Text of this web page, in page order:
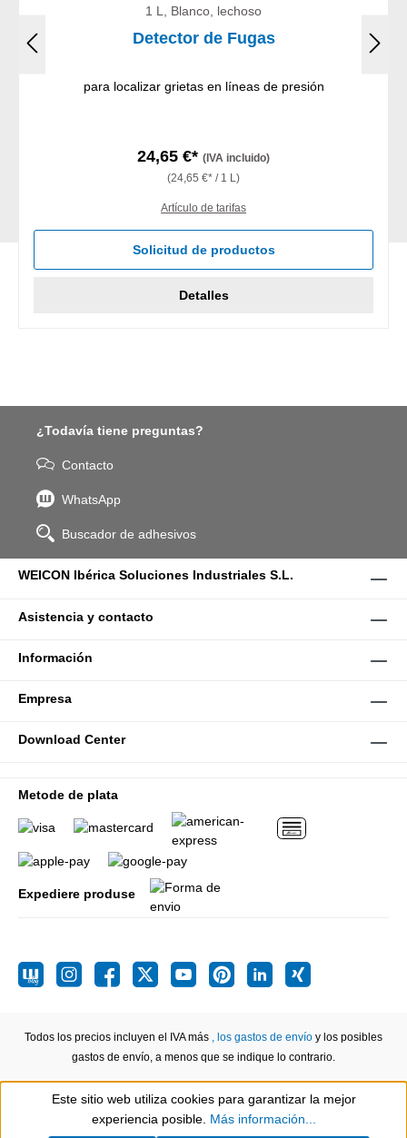
1 L, Blanco, lechoso
Detector de Fugas
para localizar grietas en líneas de presión
24,65 €* (IVA incluido)
(24,65 €* / 1 L)
Artículo de tarifas
Solicitud de productos
Detalles
¿Todavía tiene preguntas?
Contacto
WhatsApp
Buscador de adhesivos
WEICON Ibérica Soluciones Industriales S.L.
Asistencia y contacto
Información
Empresa
Download Center
Metode de plata
Expediere produse
Todos los precios incluyen el IVA más , los gastos de envío y los posibles
gastos de envío, a menos que se indique lo contrario.
Show toolbar
Este sitio web utiliza cookies para garantizar la mejor
experiencia posible. Más información...